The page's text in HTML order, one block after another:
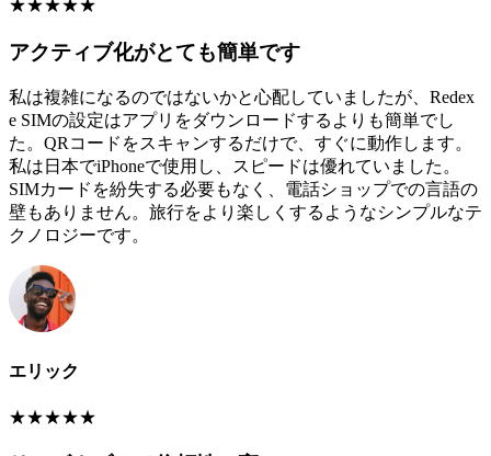
★★★★★
アクティブ化がとても簡単です
私は複雑になるのではないかと心配していましたが、Redex
e SIMの設定はアプリをダウンロードするよりも簡単でし
た。QRコードをスキャンするだけで、すぐに動作します。
私は日本でiPhoneで使用し、スピードは優れていました。
SIMカードを紛失する必要もなく、電話ショップでの言語の
壁もありません。旅行をより楽しくするようなシンプルなテ
クノロジーです。
エリック
★★★★★